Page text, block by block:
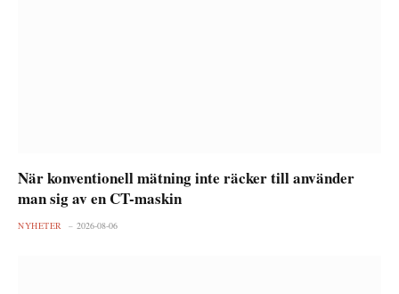
När konventionell mätning inte räcker till använder
man sig av en CT-maskin
NYHETER 2026-08-06